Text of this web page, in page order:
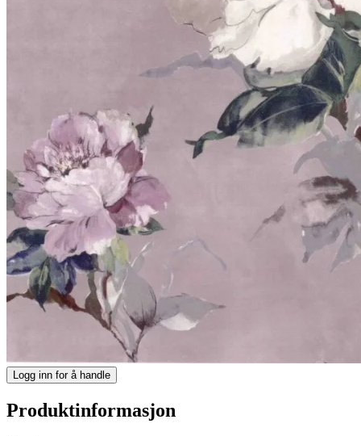
Logg inn for å handle
Produktinformasjon